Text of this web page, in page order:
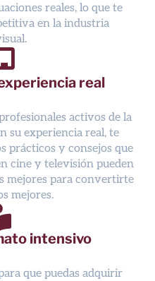
reales, lo que te
en la industria
real
activos de la
su experiencia real, te
prácticos y consejos que
cine y televisión pueden
mejores para convertirte
mejores.
intensivo
que puedas adquirir